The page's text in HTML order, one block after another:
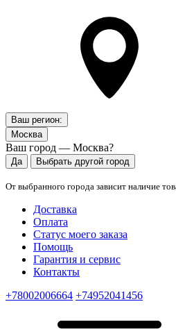
Ваш регион:
Москва
Ваш город — Москва?
Да Выбрать другой город
От выбранного города зависит наличие
Доставка
Оплата
Статус моего заказа
Помощь
Гарантия и сервис
Контакты
+78002006664 +74952041456